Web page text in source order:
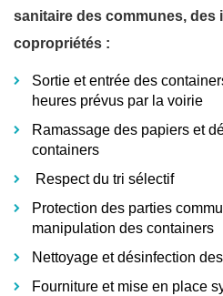
sanitaire des communes, des
copropriétés :
Sortie et entrée des
heures prévus par la voirie
Ramassage des papiers et
containers
Respect du tri sélectif
Protection des parties
manipulation des containers
Nettoyage et désinfection
Fourniture et mise en place